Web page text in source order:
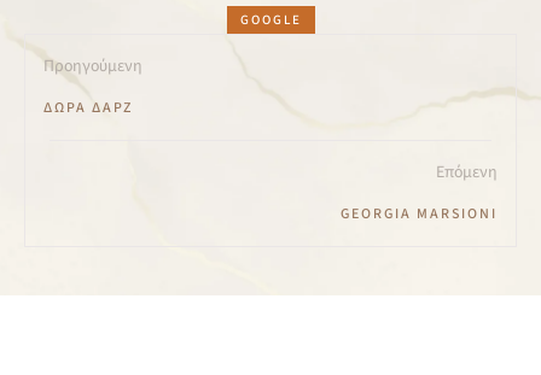
GOOGLE
Προηγούμενη
ΔΩΡΑ ΔΑΡΖ
Επόμενη
GEORGIA MARSIONI